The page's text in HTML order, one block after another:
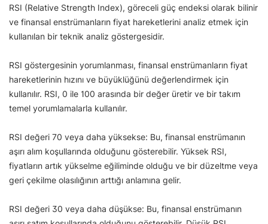
RSI (Relative Strength Index), göreceli güç endeksi olarak bilinir
ve finansal enstrümanların fiyat hareketlerini analiz etmek için
kullanılan bir teknik analiz göstergesidir.
RSI göstergesinin yorumlanması, finansal enstrümanların fiyat
hareketlerinin hızını ve büyüklüğünü değerlendirmek için
kullanılır. RSI, 0 ile 100 arasında bir değer üretir ve bir takım
temel yorumlamalarla kullanılır.
RSI değeri 70 veya daha yüksekse: Bu, finansal enstrümanın
aşırı alım koşullarında olduğunu gösterebilir. Yüksek RSI,
fiyatların artık yükselme eğiliminde olduğu ve bir düzeltme veya
geri çekilme olasılığının arttığı anlamına gelir.
RSI değeri 30 veya daha düşükse: Bu, finansal enstrümanın